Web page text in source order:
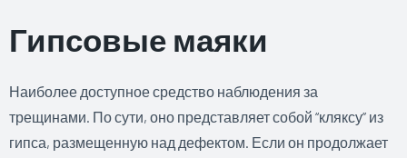
Гипсовые маяки
Наиболее доступное средство наблюдения за
трещинами. По сути, оно представляет собой “кляксу” из
гипса, размещенную над дефектом. Если он продолжает